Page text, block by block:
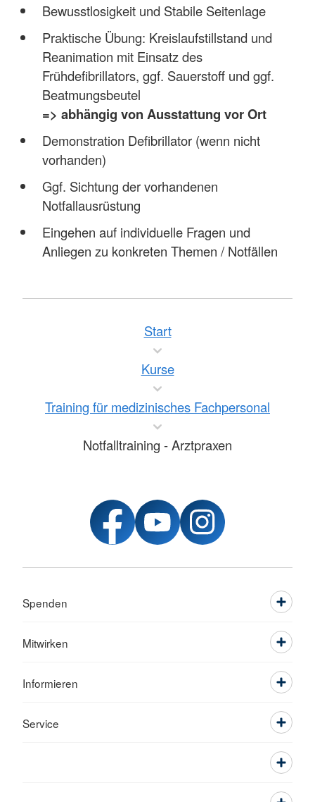
Bewusstlosigkeit und Stabile Seitenlage
Praktische Übung: Kreislaufstillstand und
Reanimation mit Einsatz des
Frühdefibrillators, ggf. Sauerstoff und ggf.
Beatmungsbeutel
=> abhängig von Ausstattung vor Ort
Demonstration Defibrillator (wenn nicht
vorhanden)
Ggf. Sichtung der vorhandenen
Notfallausrüstung
Eingehen auf individuelle Fragen und
Anliegen zu konkreten Themen / Notfällen
Start
Kurse
Training für medizinisches Fachpersonal
Notfalltraining - Arztpraxen
Spenden
Mitwirken
Informieren
Service